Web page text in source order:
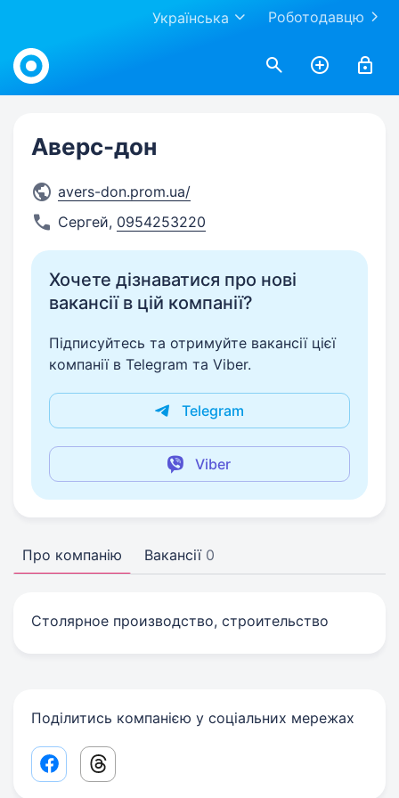
Роботодавцю
Українська
Work.ua
Аверс-дон
avers-don.prom.ua/
Сергей, 0954253220
Хочете дізнаватися про нові
вакансії в цій компанії?
Підписуйтесь та отримуйте вакансії цієї
компанії в Telegram та Viber.
Telegram
Viber
Про компанію Вакансії 0
Столярное производство, строительство
Поділитись компанією у соціальних мережах
Facebook share link
Threads share link